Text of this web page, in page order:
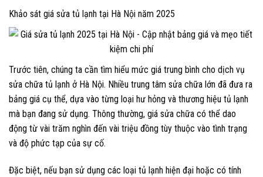
Khảo sát giá sửa tủ lạnh tại Hà Nội năm 2025
Trước tiên, chúng ta cần tìm hiểu mức giá trung bình cho dịch vụ
sửa chữa tủ lạnh ở Hà Nội. Nhiều trung tâm sửa chữa lớn đã đưa ra
bảng giá cụ thể, dựa vào từng loại hư hỏng và thương hiệu tủ lạnh
mà bạn đang sử dụng. Thông thường, giá sửa chữa có thể dao
động từ vài trăm nghìn đến vài triệu đồng tùy thuộc vào tình trạng
và độ phức tạp của sự cố.
Đặc biệt, nếu bạn sử dụng các loại tủ lạnh hiện đại hoặc có tính